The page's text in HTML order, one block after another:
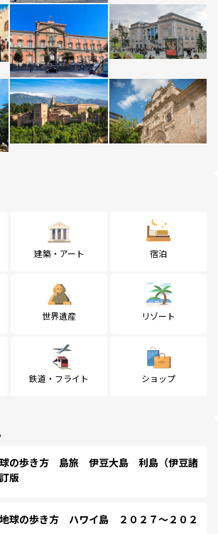
建築・アート 宿泊
世界遺産 リゾート
鉄道・フライト ショップ
の歩き方 島旅 伊豆大島 利島（伊豆諸
版
球の歩き方 ハワイ島 ２０２７～２０２